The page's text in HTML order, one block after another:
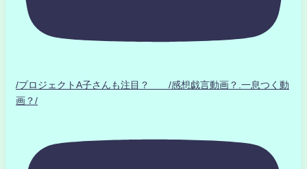
/プロジェクトA子さんも注目？ /感想戯言動画？.一息つく動
画？/